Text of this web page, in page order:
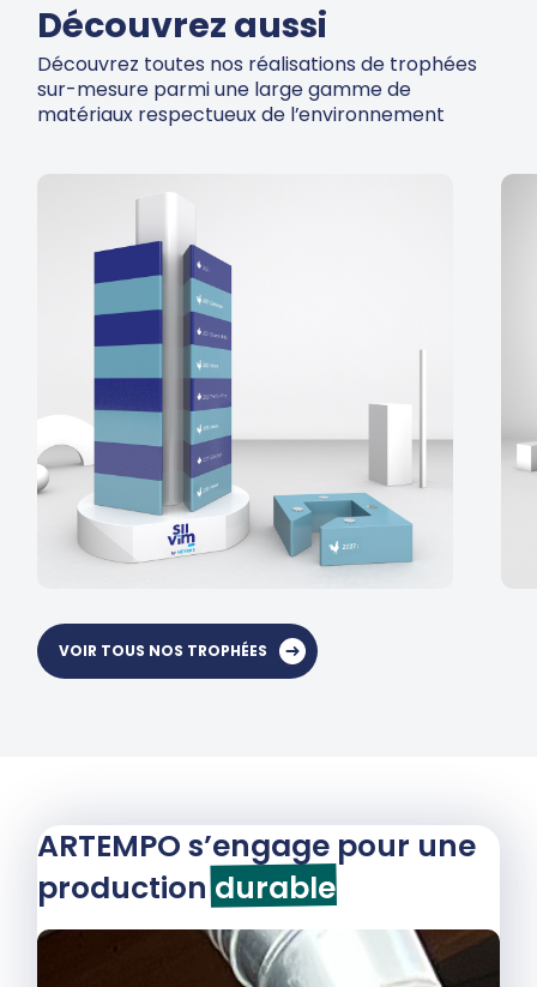
Découvrez aussi
Découvrez toutes nos réalisations de trophées
sur-mesure parmi une large gamme de
matériaux respectueux de l’environnement
VOIR TOUS NOS TROPHÉES
ARTEMPO s’engage pour une
productiondurable